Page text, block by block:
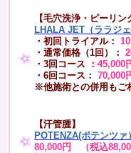
【毛穴洗浄・ピーリン
LHALA JET（ララジェ
・初回トライアル：
・通常価格（1回）：
・3回コース ：45,000
・6回コース：
70,000
※他施術との併用もご
【汗管腫】
POTENZA(ポテンツァ
80,000円 （税込